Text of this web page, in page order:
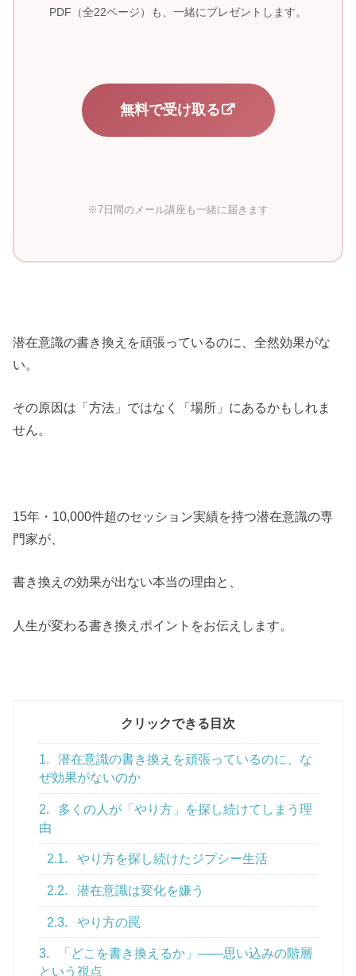
PDF（全22ページ）も、一緒にプレゼントします。
無料で受け取る
※7日間のメール講座も一緒に届きます
潜在意識の書き換えを頑張っているのに、全然効果がな
い。
その原因は「方法」ではなく「場所」にあるかもしれま
せん。
15年・10,000件超のセッション実績を持つ潜在意識の専
門家が、
書き換えの効果が出ない本当の理由と、
人生が変わる書き換えポイントをお伝えします。
クリックできる目次
1.
潜在意識の書き換えを頑張っているのに、な
ぜ効果がないのか
2.
多くの人が「やり方」を探し続けてしまう理
由
2.1. やり方を探し続けたジプシー生活
2.2. 潜在意識は変化を嫌う
2.3. やり方の罠
3.
「どこを書き換えるか」——思い込みの階層
という視点